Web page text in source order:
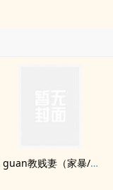
guan教贱妻（家暴/​­高​‎h­/重kou/bg/SM）